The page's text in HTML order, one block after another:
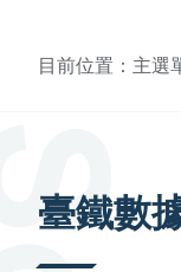
目前位置：主選
臺鐵數